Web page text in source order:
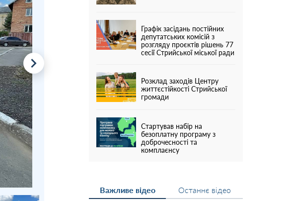
Графік засідань постійних
депутатських комісій з
розгляду проєктів рішень 77
сесії Стрийської міської ради
Розклад заходів Центру
життєстійкості Стрийської
громади
Стартував набір на
безоплатну програму з
доброчесності та
комплаєнсу
Важливе відео Останнє відео